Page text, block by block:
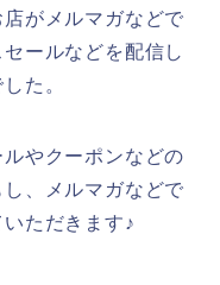
がメルマガなどで
ールなどを配信し
た。
やクーポンなどの
、メルマガなどで
ただきます♪